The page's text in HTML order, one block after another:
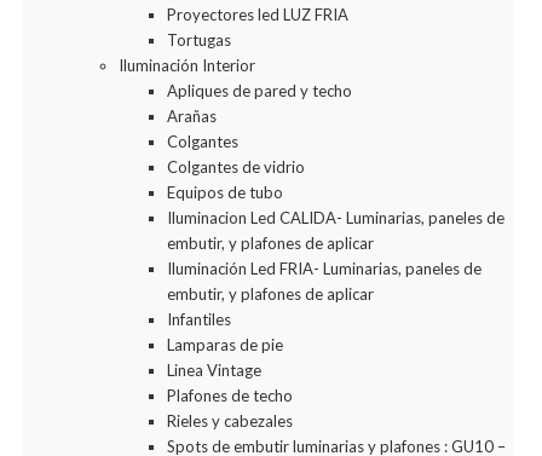
Proyectores led LUZ FRIA
Tortugas
Iluminación Interior
Apliques de pared y techo
Arañas
Colgantes
Colgantes de vidrio
Equipos de tubo
Iluminacion Led CALIDA- Luminarias, paneles de
embutir, y plafones de aplicar
Iluminación Led FRIA- Luminarias, paneles de
embutir, y plafones de aplicar
Infantiles
Lamparas de pie
Linea Vintage
Plafones de techo
Rieles y cabezales
Spots de embutir luminarias y plafones : GU10 –